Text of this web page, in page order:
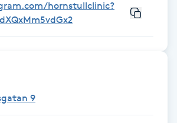
hornstullclinic?
9